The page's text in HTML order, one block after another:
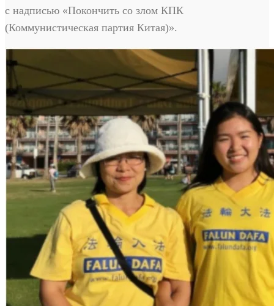
с надписью «Покончить со злом КПК
(Коммунистическая партия Китая)».